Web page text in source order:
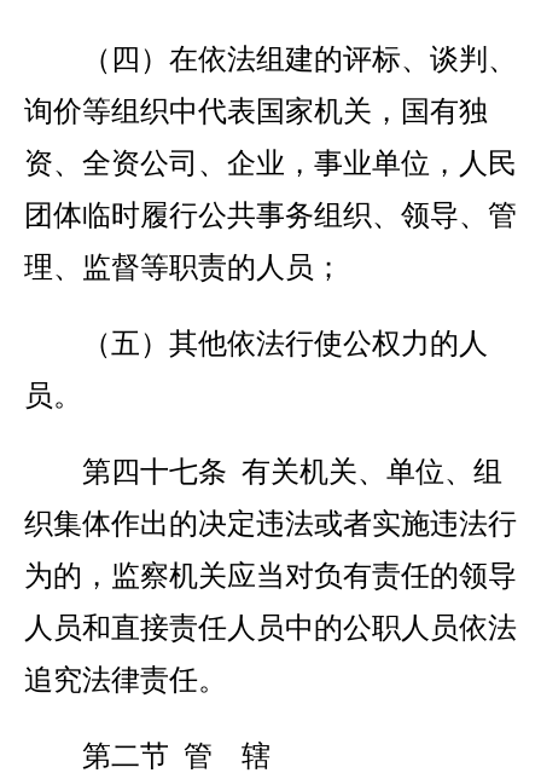
（四）在依法组建的评标、谈判、
询价等组织中代表国家机关，国有独
资、全资公司、企业，事业单位，人民
团体临时履行公共事务组织、领导、管
理、监督等职责的人员；
（五）其他依法行使公权力的人
员。
第四十七条 有关机关、单位、组
织集体作出的决定违法或者实施违法行
为的，监察机关应当对负有责任的领导
人员和直接责任人员中的公职人员依法
追究法律责任。
第二节 管 辖